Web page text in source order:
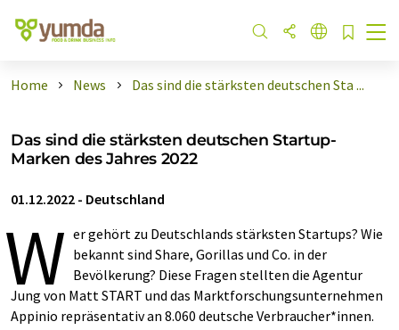
Home News Das sind die stärksten deutschen Sta ...
Das sind die stärksten deutschen Startup-
Marken des Jahres 2022
01.12.2022 - Deutschland
W er gehört zu Deutschlands stärksten Startups? Wie
bekannt sind Share, Gorillas und Co. in der
Bevölkerung? Diese Fragen stellten die Agentur
Jung von Matt START und das Marktforschungsunternehmen
Appinio repräsentativ an 8.060 deutsche Verbraucher*innen.